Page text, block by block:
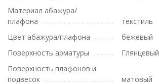
Материал абажура/
плафона
текстиль
Цвет абажура/плафона
бежевый
Поверхность арматуры
Глянцевый
Поверхность плафонов и
подвесок
матовый